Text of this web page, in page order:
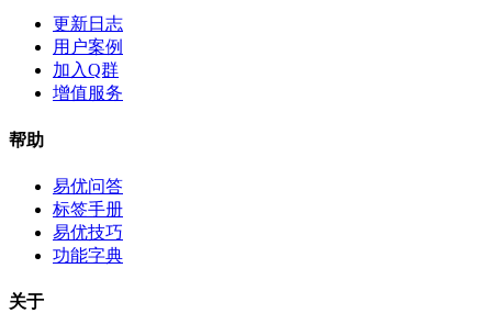
更新日志
用户案例
加入Q群
增值服务
帮助
易优问答
标签手册
易优技巧
功能字典
关于